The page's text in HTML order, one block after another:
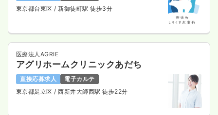
東京都台東区/ 新御徒町駅 徒歩3分
医療法人AGRIE
アグリホームクリニックあだち
直接応募求人
電子カルテ
東京都足立区/ 西新井大師西駅 徒歩22分